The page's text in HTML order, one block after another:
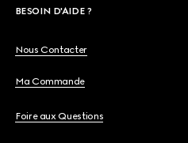
BESOIN D'AIDE ?
Nous Contacter
Ma Commande
Foire aux Questions